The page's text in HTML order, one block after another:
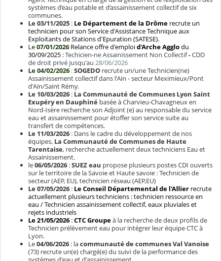
systèmes d’eau potable et d’assainissement collectif de six
communes.
Le 03/11/2025 : Le Département de la Drôme recrute un
technicien pour son Service d'Assistance Technique aux
Exploitants de Stations d'Epuration (SATESE).
Le07/01/2026 Relance offre d'emploid'Arche Agglodu
30/09/2025 :Techicien-ne Assainissement Non Collectif-CDD
de droit privé jusqu'au 28/06/2026
Le 04/02/2026 :SOGEDO recrute un/une Technicien(ne)
Assainissement collectif dans l'Ain - secteur Meximieux/Pont
d'Ain/Saint Rémy.
Le 10/03/2026 : La Communauté de Communes Lyon Saint
Exupéry en Dauphiné basée à Charvieu-Chavagneux en
Nord-Isère recherche son Adjoint (e) au responsable du service
eau et assainissement pour étoffer son service suite au
transfert de compétences.
Le 11/03/2026 : Dans le cadre du développement de nos
équipes, La Communauté de Communes de Haute
Tarentaise, recherche actuellement deux techniciens Eau et
Assainissement.
le06/05/2026 :SUEZ eau propose plusieurs postes CDI ouverts
sur le territoire de la Savoie et Haute savoie : Technicien de
secteur (AEP, EU), technicien réseau (AEP,EU)
Le07/05/2026 : Le Conseil Départemental de l'Allier recrute
actuellement plusieurs techniciens : technicien ressource en
eau / Technicien assainissement collectif, eaux pluviales et
rejets industriels
Le 21/05/2026 :CTC Groupeà la recherche de deux profils de
Technicien prélèvement eau pour intégrer leur équipe CTC à
Lyon.
Le04/06/2026 : lacommunauté de communes Val Vanoise
(73) recrute un(e) chargé(e) du suivi de la performance des